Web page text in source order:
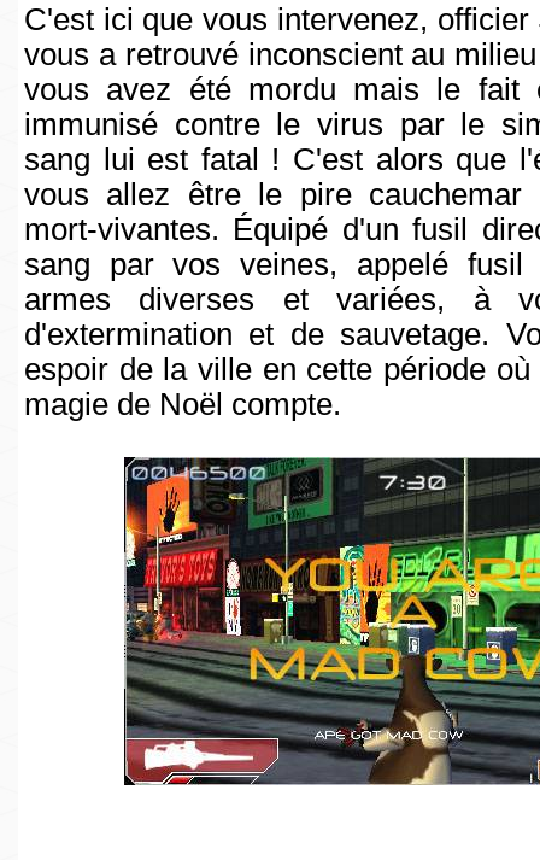
C'est ici que vous intervenez,
vous a retrouvé inconscient au
vous avez été mordu mais le
immunisé contre le virus par le
sang lui est fatal ! C'est alors que
vous allez être le pire cauchemar
mort-vivantes. Équipé d'un fusil
sang par vos veines, appelé fusil
armes diverses et variées, à
d'extermination et de sauvetage.
espoir de la ville en cette période
magie de Noël compte.